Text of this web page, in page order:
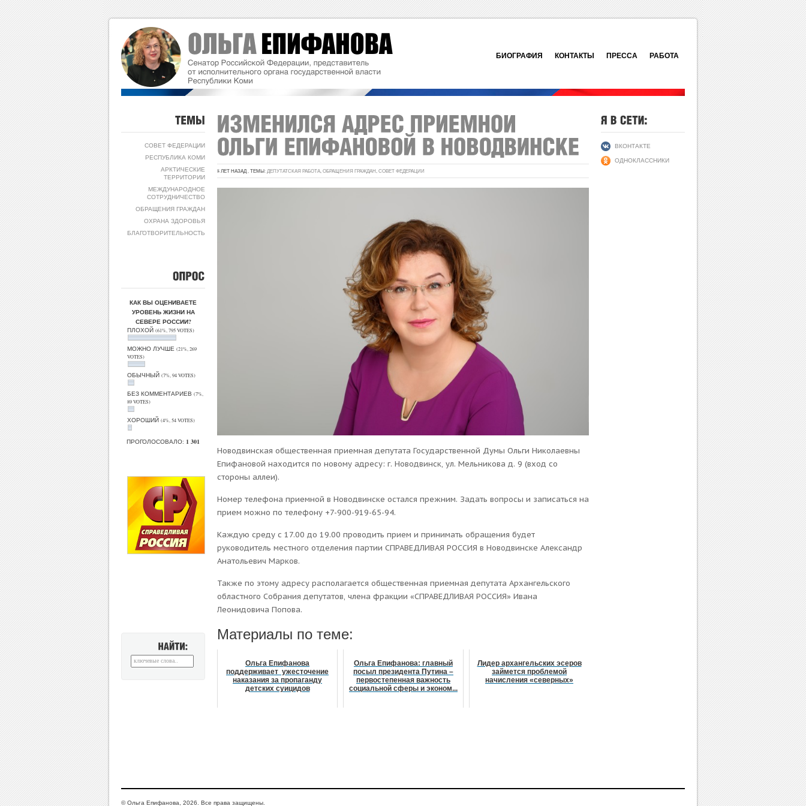
БИОГРАФИЯ КОНТАКТЫ ПРЕССА РАБОТА
СОВЕТ ФЕДЕРАЦИИ
РЕСПУБЛИКА КОМИ
АРКТИЧЕСКИЕ
ТЕРРИТОРИИ
МЕЖДУНАРОДНОЕ
СОТРУДНИЧЕСТВО
ОБРАЩЕНИЯ ГРАЖДАН
ОХРАНА ЗДОРОВЬЯ
БЛАГОТВОРИТЕЛЬНОСТЬ
КАК ВЫ ОЦЕНИВАЕТЕ
УРОВЕНЬ ЖИЗНИ НА
СЕВЕРЕ РОССИИ?
ПЛОХОЙ (61%, 795 VOTES)
МОЖНО ЛУЧШЕ (21%, 269
VOTES)
ОБЫЧНЫЙ (7%, 94 VOTES)
БЕЗ КОММЕНТАРИЕВ (7%,
89 VOTES)
ХОРОШИЙ (4%, 54 VOTES)
ПРОГОЛОСОВАЛО: 1 301
8 ЛЕТ НАЗАД , ТЕМЫ: ДЕПУТАТСКАЯ РАБОТА, ОБРАЩЕНИЯ ГРАЖДАН, СОВЕТ ФЕДЕРАЦИИ
Новодвинская общественная приемная депутата Государственной Думы Ольги Николаевны
Епифановой находится по новому адресу: г. Новодвинск, ул. Мельникова д. 9 (вход со
стороны аллеи).
Номер телефона приемной в Новодвинске остался прежним. Задать вопросы и записаться на
прием можно по телефону +7-900-919-65-94.
Каждую среду с 17.00 до 19.00 проводить прием и принимать обращения будет
руководитель местного отделения партии СПРАВЕДЛИВАЯ РОССИЯ в Новодвинске Александр
Анатольевич Марков.
Также по этому адресу располагается общественная приемная депутата Архангельского
областного Собрания депутатов, члена фракции «СПРАВЕДЛИВАЯ РОССИЯ» Ивана
Леонидовича Попова.
Материалы по теме:
Ольга Епифанова
поддерживает ужесточение
наказания за пропаганду
детских суицидов
Ольга Епифанова: главный
посыл президента Путина –
первостепенная важность
социальной сферы и эконом...
Лидер архангельских эсеров
займется проблемой
начисления «северных»
ВКОНТАКТЕ
ОДНОКЛАССНИКИ
© Ольга Епифанова, 2026. Все права защищены.